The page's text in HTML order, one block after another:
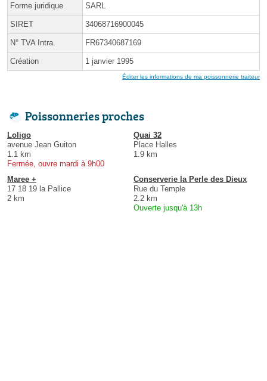
Forme juridique SARL
SIRET 34068716900045
N° TVA Intra. FR67340687169
Création 1 janvier 1995
Éditer les informations de ma poissonnerie traiteur
Poissonneries proches
Loligo
avenue Jean Guiton
1.1 km
Fermée, ouvre mardi à 9h00
Quai 32
Place Halles
1.9 km
Maree +
17 18 19 la Pallice
2 km
Conserverie la Perle des Dieux
Rue du Temple
2.2 km
Ouverte jusqu'à 13h